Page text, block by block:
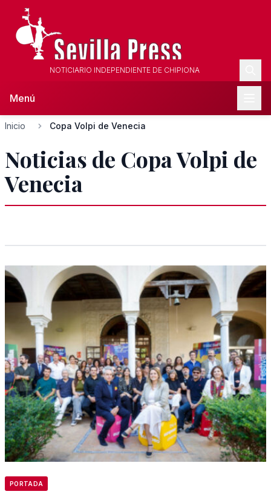
NOTICIARIO INDEPENDIENTE DE CHIPIONA
Menú
Inicio Copa Volpi de Venecia
Noticias de Copa Volpi de
Venecia
PORTADA